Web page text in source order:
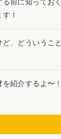
前に知っておく
！
、どういうこと
紹介するよ〜！